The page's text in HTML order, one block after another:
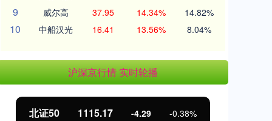
9 威尔高 37.95 14.34% 14.82%
10 中船汉光 16.41 13.56% 8.04%
沪深京行情 实时轮播
北证50 1115.17 -4.29 -0.38%